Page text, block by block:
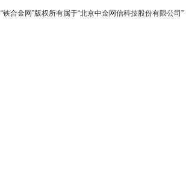
“铁合金网”版权所有属于“北京中金网信科技股份有限公司